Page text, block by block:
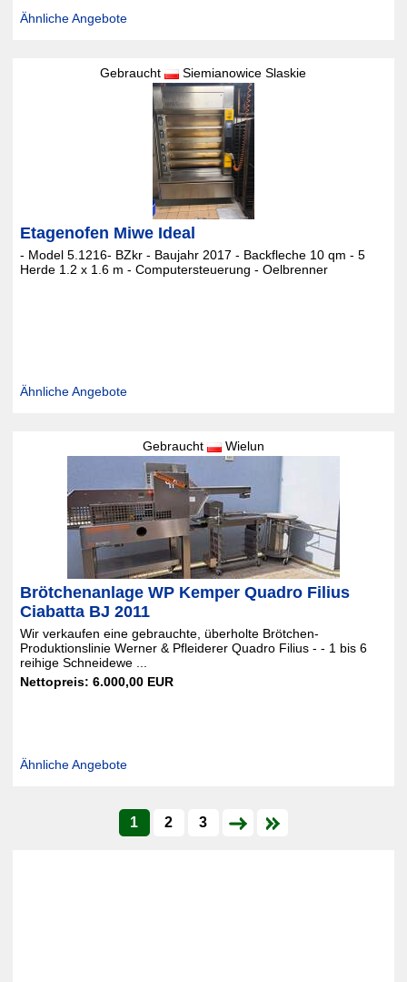
Ähnliche Angebote
Gebraucht Siemianowice Slaskie
Etagenofen Miwe Ideal
- Model 5.1216- BZkr - Baujahr 2017 - Backfleche 10 qm - 5
Herde 1.2 x 1.6 m - Computersteuerung - Oelbrenner
Ähnliche Angebote
Gebraucht Wielun
Brötchenanlage WP Kemper Quadro Filius
Ciabatta BJ 2011
Wir verkaufen eine gebrauchte, überholte Brötchen-
Produktionslinie Werner & Pfleiderer Quadro Filius - - 1 bis 6
reihige Schneidewe ...
Nettopreis: 6.000,00 EUR
Ähnliche Angebote
1 2 3